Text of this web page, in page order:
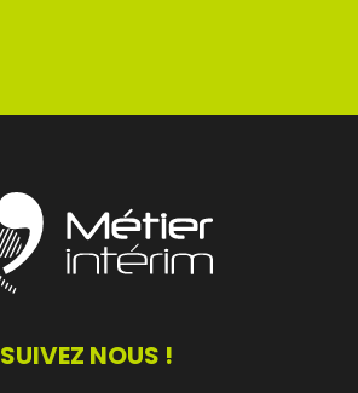
SUIVEZ NOUS !